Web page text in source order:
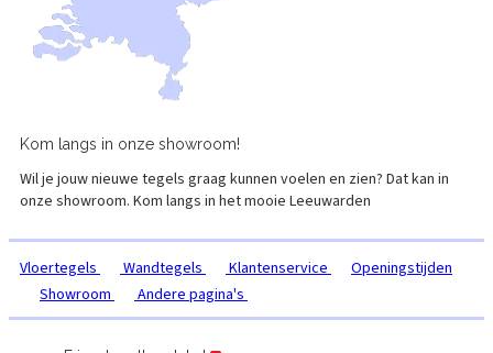
Kom langs in onze showroom!
Wil je jouw nieuwe tegels graag kunnen voelen en zien? Dat kan in
onze showroom. Kom langs in het mooie Leeuwarden
Vloertegels Wandtegels Klantenservice
Openingstijden
Showroom
Andere pagina's